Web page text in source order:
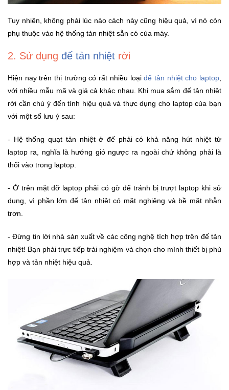
Nhà
Đời
Máy
Tính
Thiết
Bị
Phòng
Sức
Làm
Đẹp
Thiết
Bị
Y
Tuy nhiên, không phải lúc nào cách này cũng hiệu quả, vì nó còn
phụ thuộc vào hệ thống tản nhiệt sẵn có của máy.
2. Sử dụng đế tản nhiệt rời
Hiện nay trên thị trường có rất nhiều loạiđế tản nhiệt cho laptop
với nhiều mẫu mã và giá cả khác nhau. Khi mua sắm đế tản nhiệt
rời cần chú ý đến tính hiệu quả và thực dụng cho laptop của bạn
với một số lưu ý sau:
- Hệ thống quạt tản nhiệt ở đế phải có khả năng hút nhiệt từ
laptop ra, nghĩa là hướng gió ngược ra ngoài chứ không phải là
thổi vào trong laptop.
- Ở trên mặt đỡ laptop phải có gờ để tránh bị trượt laptop khi sử
dụng, vì phần lớn đế tản nhiệt có mặt nghiêng và bề mặt nhẵn
trơn.
- Đừng tin lời nhà sản xuất về các công nghệ tích hợp trên đế tản
nhiệt! Bạn phải trực tiếp trải nghiệm và chọn cho mình thiết bị phù
hợp và tản nhiệt hiệu quả.